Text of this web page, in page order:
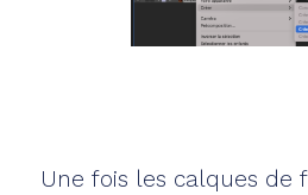
Une fois les calques de